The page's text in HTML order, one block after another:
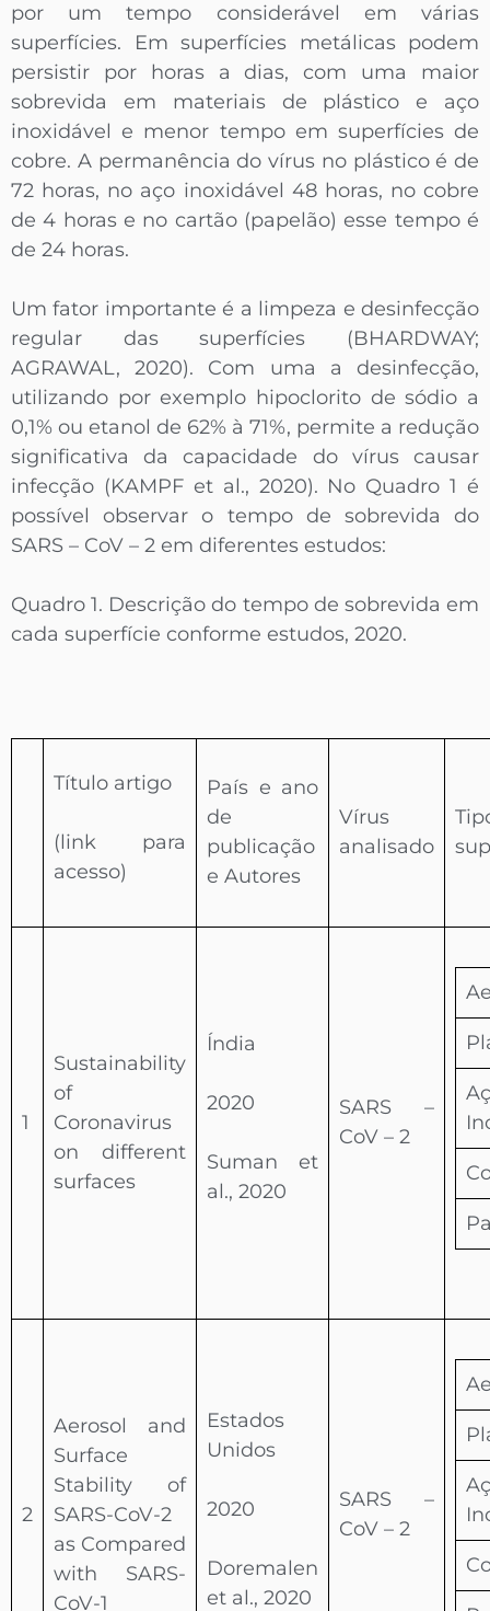
por um tempo considerável em várias
superfícies. Em superfícies metálicas podem
persistir por horas a dias, com uma maior
sobrevida em materiais de plástico e aço
inoxidável e menor tempo em superfícies de
cobre. A permanência do vírus no plástico é de
72 horas, no aço inoxidável 48 horas, no cobre
de 4 horas e no cartão (papelão) esse tempo é
de 24 horas.
Um fator importante é a limpeza e desinfecção
regular das superfícies (BHARDWAY;
AGRAWAL, 2020). Com uma a desinfecção,
utilizando por exemplo hipoclorito de sódio a
0,1% ou etanol de 62% à 71%, permite a redução
significativa da capacidade do vírus causar
infecção (KAMPF et al., 2020). No Quadro 1 é
possível observar o tempo de sobrevida do
SARS – CoV – 2 em diferentes estudos:
Quadro 1. Descrição do tempo de sobrevida em
cada superfície conforme estudos, 2020.
Título artigo
(link para
acesso)
País e ano
de
publicação
e Autores
Vírus
analisado
1
Sustainability
of
Coronavirus
on different
surfaces
Índia
2020
Suman et
al., 2020
SARS –
CoV – 2
2
Aerosol and
Surface
Stability of
SARS-CoV-2
as Compared
with SARS-
CoV-1
Estados
Unidos
2020
Doremalen
et al., 2020
SARS –
CoV – 2